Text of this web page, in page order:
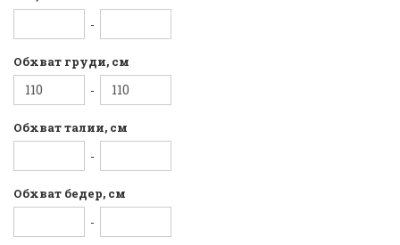
-
Обхват груди, см
-
Обхват талии, см
-
Обхват бедер, см
-